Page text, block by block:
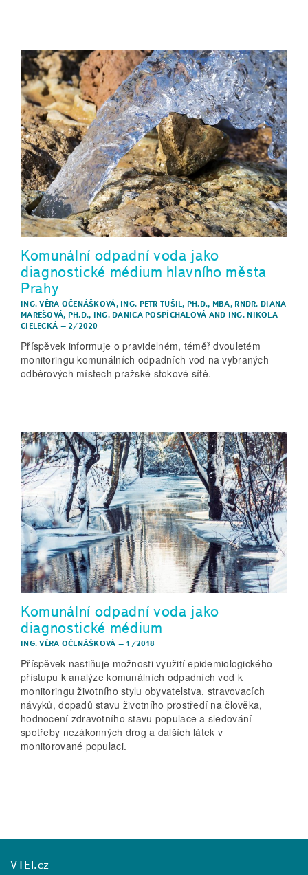
Komunální odpadní voda jako
diagnostické médium hlavního města
Prahy
ING. VĚRA OČENÁŠKOVÁ, ING. PETR TUŠIL, PH.D., MBA, RNDR. DIANA
MAREŠOVÁ, PH.D., ING. DANICA POSPÍCHALOVÁ AND ING. NIKOLA
CIELECKÁ –2/2020
Příspěvek informuje o pravidelném, téměř dvouletém
monitoringu komunálních odpadních vod na vybraných
odběrových místech pražské stokové sítě.
Komunální odpadní voda jako
diagnostické médium
ING. VĚRA OČENÁŠKOVÁ – 1/2018
Příspěvek nastiňuje možnosti využití epidemiologického
přístupu k analýze komunálních odpadních vod k
monitoringu životního stylu obyvatelstva, stravovacích
návyků, dopadů stavu životního prostředí na člověka,
hodnocení zdravotního stavu populace a sledování
spotřeby nezákonných drog a dalších látek v
monitorované populaci.
VTEI.cz